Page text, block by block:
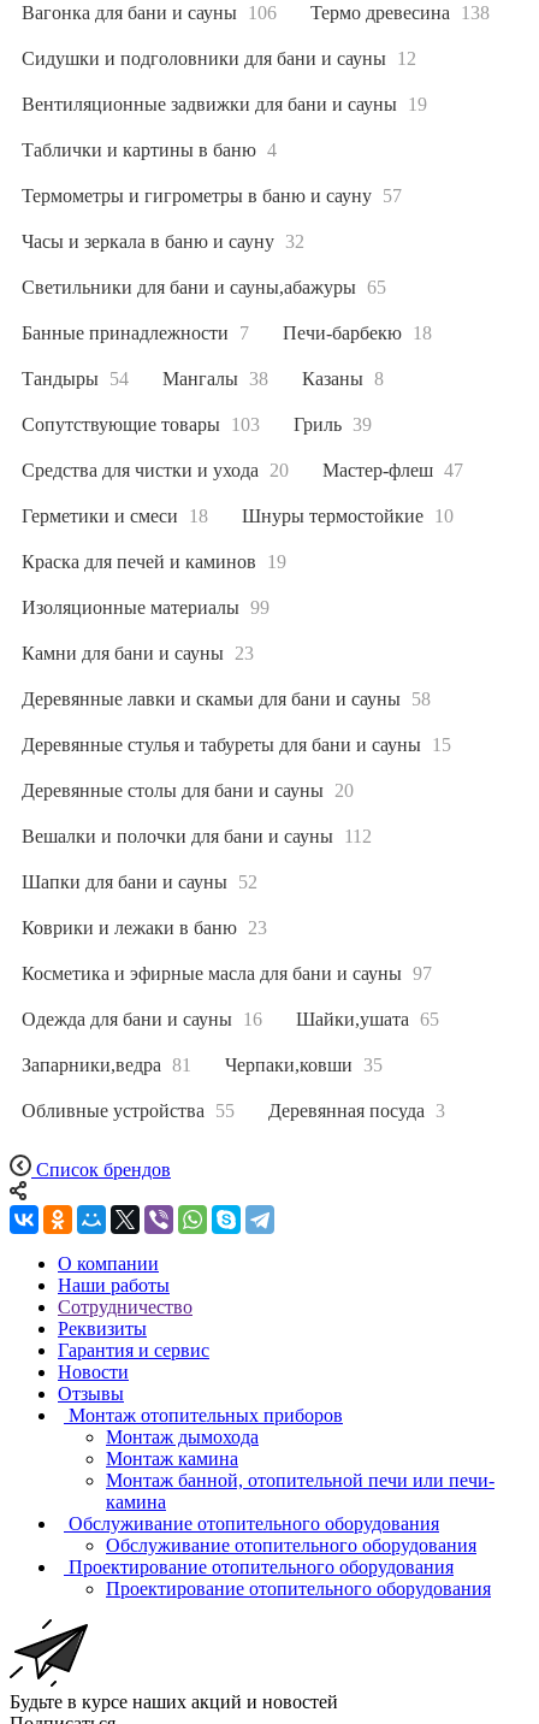
Вагонка для бани и сауны 106 Термо древесина 138
Сидушки и подголовники для бани и сауны 12
Вентиляционные задвижки для бани и сауны 19
Таблички и картины в баню 4
Термометры и гигрометры в баню и сауну 57
Часы и зеркала в баню и сауну 32
Светильники для бани и сауны,абажуры 65
Банные принадлежности 7 Печи-барбекю 18
Тандыры 54 Мангалы 38 Казаны 8
Сопутствующие товары 103 Гриль 39
Средства для чистки и ухода 20 Мастер-флеш 47
Герметики и смеси 18 Шнуры термостойкие 10
Краска для печей и каминов 19
Изоляционные материалы 99
Камни для бани и сауны 23
Деревянные лавки и скамьи для бани и сауны 58
Деревянные стулья и табуреты для бани и сауны 15
Деревянные столы для бани и сауны 20
Вешалки и полочки для бани и сауны 112
Шапки для бани и сауны 52
Коврики и лежаки в баню 23
Косметика и эфирные масла для бани и сауны 97
Одежда для бани и сауны 16 Шайки,ушата 65
Запарники,ведра 81 Черпаки,ковши 35
Обливные устройства 55 Деревянная посуда 3
Список брендов
О компании
Наши работы
Сотрудничество
Реквизиты
Гарантия и сервис
Новости
Отзывы
Монтаж отопительных приборов
Монтаж дымохода
Монтаж камина
Монтаж банной, отопительной печи или печи-
камина
Обслуживание отопительного оборудования
Обслуживание отопительного оборудования
Проектирование отопительного оборудования
Проектирование отопительного оборудования
Будьте в курсе наших акций и новостей